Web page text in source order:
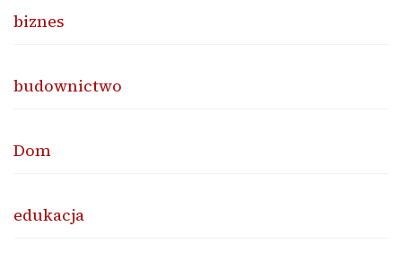
biznes
budownictwo
Dom
edukacja